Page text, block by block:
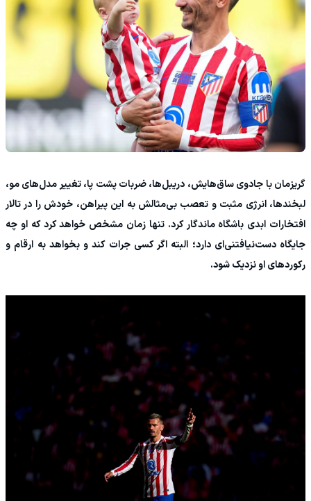
گریزمان با جادوی ساق‌هایش، دریبل‌ها، ضربات پشت پا، تغییر مدل‌های مو،
لبخندها، انرژی مثبت و تعصب بی‌مثالش به این پیراهن، خودش را در تالار
افتخارات ابدی باشگاه ماندگار کرد. تنها زمان مشخص خواهد کرد که او چه
جایگاه دست‌نیافتنی‌ای دارد؛ البته اگر کسی جرات کند و بخواهد به ارقام و
رکوردهای او نزدیک شود.